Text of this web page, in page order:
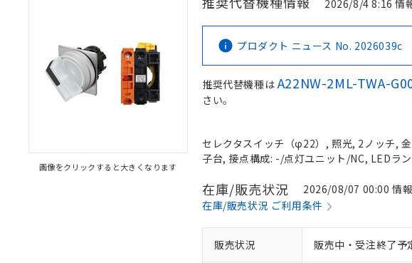
画像をクリックすると大きくなります
2026/8/4 8:16 情
プロダクト ニュース No. 2026039c
推奨代替機種はA22NW-2ML-TWA-
さい。
セレクタスイッチ（φ22）, 照光, 2ノッチ,
子台, 接点構成: -/点灯ユニット/NC, LEDラ
在庫/販売状況
2026/08/07 00:00 情
在庫/販売状況 ご利用条件
販売状況 販売中・受注終了予